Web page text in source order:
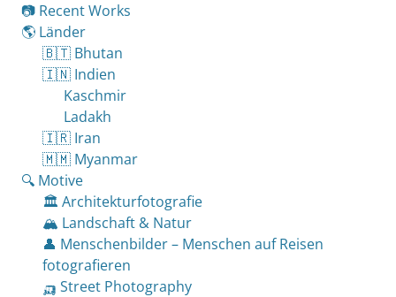
📷 Recent Works
🌎 Länder
🇧🇹 Bhutan
🇮🇳 Indien
Kaschmir
Ladakh
🇮🇷 Iran
🇲🇲 Myanmar
🔍 Motive
🏛 Architekturfotografie
🏔 Landschaft & Natur
👤 Menschenbilder – Menschen auf Reisen
fotografieren
🛺 Street Photography